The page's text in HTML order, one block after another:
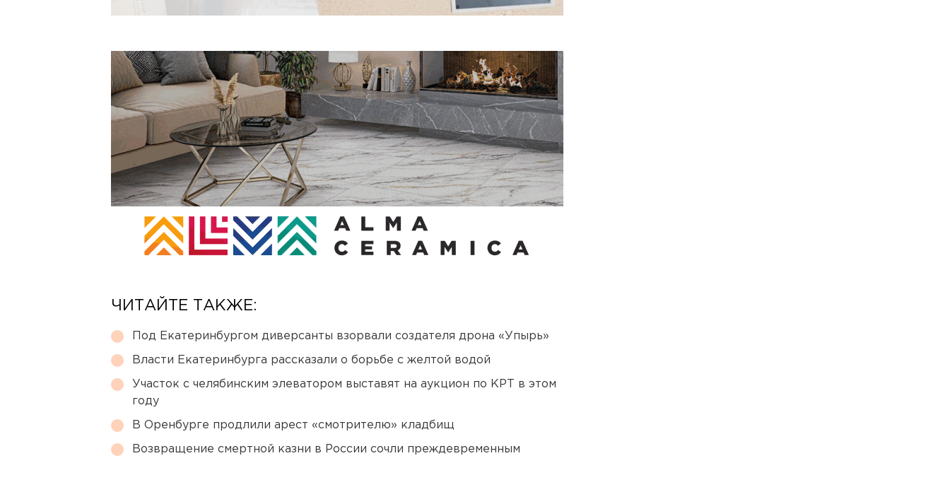
ЧИТАЙТЕ ТАКЖЕ:
Под Екатеринбургом диверсанты взорвали создателя дрона «Упырь»
Власти Екатеринбурга рассказали о борьбе с желтой водой
Участок с челябинским элеватором выставят на аукцион по КРТ в этом
году
В Оренбурге продлили арест «смотрителю» кладбищ
Возвращение смертной казни в России сочли преждевременным